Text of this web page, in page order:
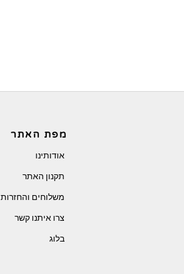
מפת האתר
אודותינו
תקנון האתר
משלוחים והחזרות
צרו איתנו קשר
בלוג